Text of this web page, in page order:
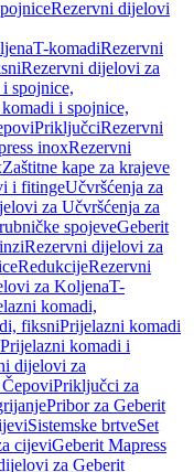
Rezervni dijelovi
T-komadiRezervni
Rezervni dijelovi za
spojnice,
i spojnice,
PriključciRezervni
inoxRezervni
Zaštitne kape za krajeve
i fitingeUčvršćenja za
za Učvršćenja za
spojeveGeberit
Rezervni dijelovi za
RedukcijeRezervni
za KoljenaT-
komadi,
fiksniPrijelazni komadi
komadi i
dijelovi za
Priključci za
Pribor za Geberit
Sistemske brtveSet
cijeviGeberit Mapress
za Geberit